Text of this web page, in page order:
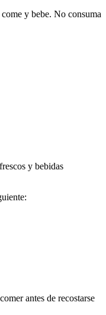
y bebe. No consuma
y bebidas
antes de recostarse